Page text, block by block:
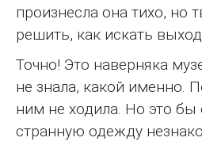
произнесла она тихо, но
решить, как искать
Точно! Это наверняка
не знала, какой именно.
ним не ходила. Но это бы
странную одежду